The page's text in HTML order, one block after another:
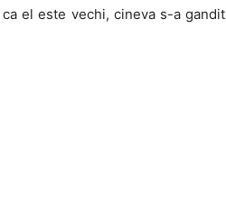
el este vechi, cineva s-a gandit